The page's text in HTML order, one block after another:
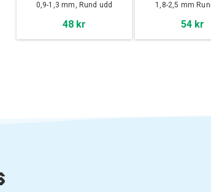
0,9-1,3 mm, Rund udd
48 kr
1,8-2,5 mm
54 kr